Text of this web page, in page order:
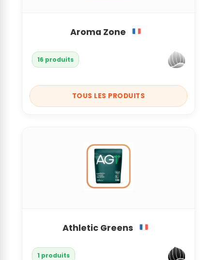
Aroma Zone
16 produits
TOUS LES PRODUITS
Athletic Greens
1 produits